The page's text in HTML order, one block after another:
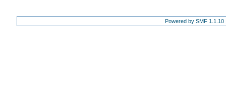
Powered by SMF 1.1.10